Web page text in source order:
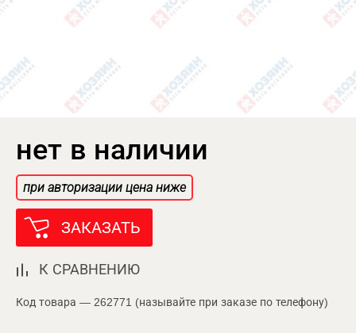
нет в наличии
при авторизации цена ниже
ЗАКАЗАТЬ
К СРАВНЕНИЮ
Код товара — 262771 (называйте при заказе по телефону)